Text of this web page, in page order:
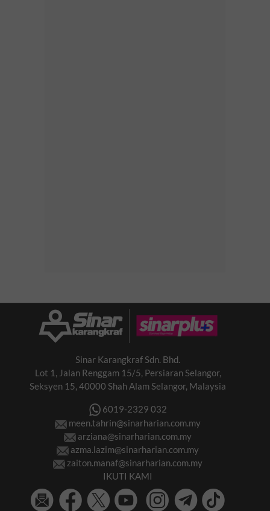
Sinar Karangkraf Sdn. Bhd.
Lot 1, Jalan Renggam 15/5, Persiaran Selangor,
Seksyen 15, 40000 Shah Alam Selangor, Malaysia
6019-2329 032
meen.tahrin@sinarharian.com.my
arziana@sinarharian.com.my
azma.lazim@sinarharian.com.my
zaiton.manaf@sinarharian.com.my
IKUTI KAMI